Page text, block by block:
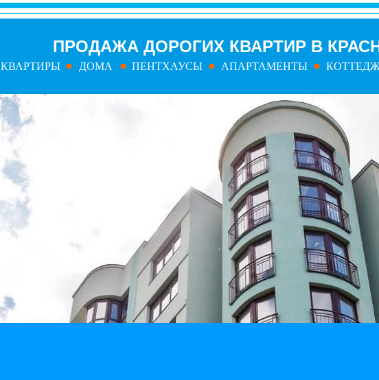
ПРОДАЖА ДОРОГИХ КВАРТИР В
КВАРТИРЫ ДОМА ПЕНТХАУСЫ АПАРТАМЕНТЫ